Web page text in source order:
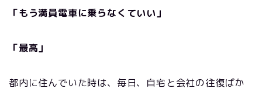
「もう満員電車に乗らなくていい」
「最高」
都内に住んでいた時は、毎日、自宅と会社の往復ばか